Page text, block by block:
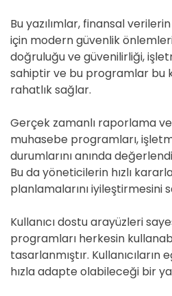
Bu yazılımlar, finansal
için modern güvenlik
doğruluğu ve güvenilirliği,
sahiptir ve bu programlar bu
rahatlık sağlar.
Gerçek zamanlı raporlama
muhasebe programları,
durumlarını anında
Bu da yöneticilerin hızlı
planlamalarını iyileştirmesini
Kullanıcı dostu arayüzleri
programları herkesin
tasarlanmıştır.
hızla adapte olabileceği bir